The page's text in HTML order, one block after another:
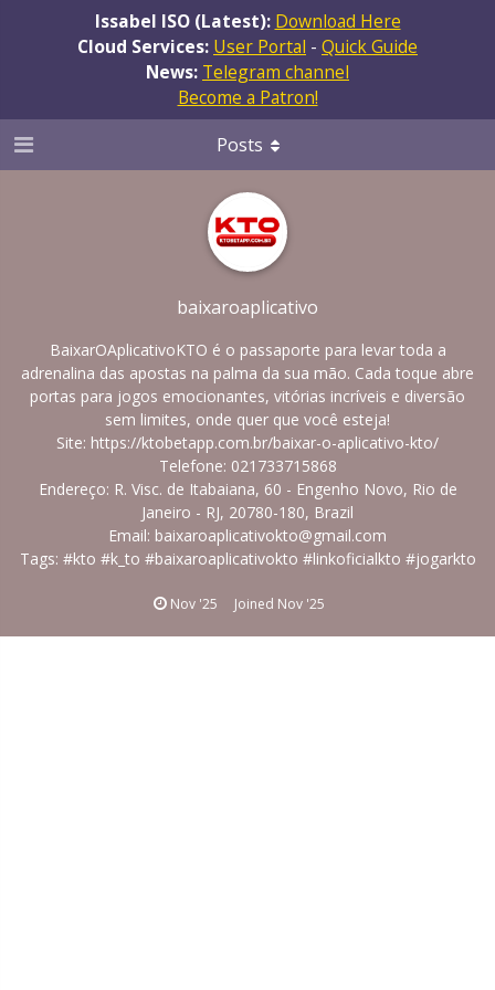
Issabel ISO (Latest): Download Here
Cloud Services: User Portal - Quick Guide
News: Telegram channel
Become a Patron!
baixaroaplicativo
BaixarOAplicativoKTO é o passaporte para levar toda a
adrenalina das apostas na palma da sua mão. Cada toque abre
portas para jogos emocionantes, vitórias incríveis e diversão
sem limites, onde quer que você esteja!
Site: https://ktobetapp.com.br/baixar-o-aplicativo-kto/
Telefone: 021733715868
Endereço: R. Visc. de Itabaiana, 60 - Engenho Novo, Rio de
Janeiro - RJ, 20780-180, Brazil
Email: baixaroaplicativokto@gmail.com
Tags: #kto #k_to #baixaroaplicativokto #linkoficialkto #jogarkto
Nov '25 Joined Nov '25
Posts